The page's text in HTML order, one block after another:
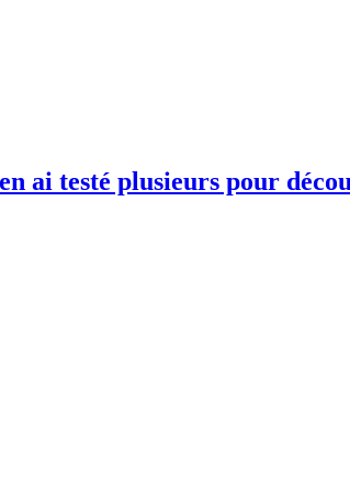
ai testé plusieurs pour